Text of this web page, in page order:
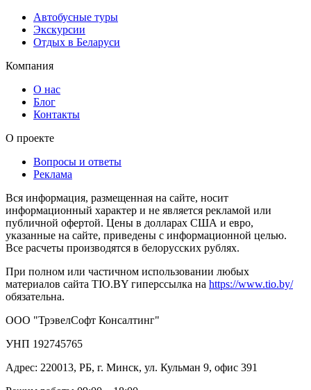
Автобусные туры
Экскурсии
Отдых в Беларуси
Компания
О нас
Блог
Контакты
О проекте
Вопросы и ответы
Реклама
Вся информация, размещенная на сайте, носит
информационный характер и не является рекламой или
публичной офертой. Цены в долларах США и евро,
указанные на сайте, приведены с информационной целью.
Все расчеты производятся в белорусских рублях.
При полном или частичном использовании любых
материалов сайта TIO.BY гиперссылка на https://www.tio.by/
обязательна.
ООО "ТрэвелСофт Консалтинг"
УНП 192745765
Адрес: 220013, РБ, г. Минск, ул. Кульман 9, офис 391